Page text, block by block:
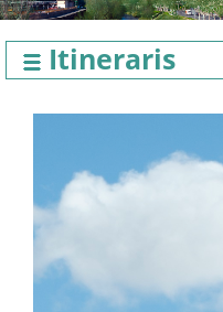
Itineraris